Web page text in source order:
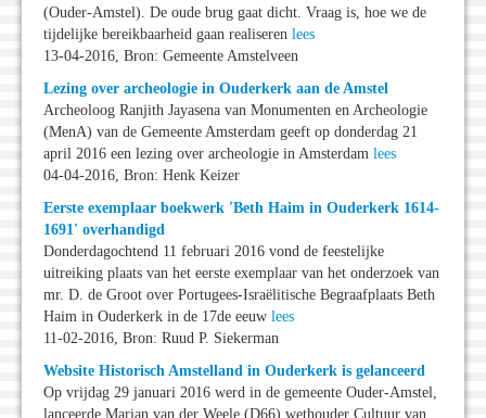
(Ouder-Amstel). De oude brug gaat dicht. Vraag is, hoe we de
tijdelijke bereikbaarheid gaan realiseren lees
13-04-2016, Bron: Gemeente Amstelveen
Lezing over archeologie in Ouderkerk aan de Amstel
Archeoloog Ranjith Jayasena van Monumenten en Archeologie
(MenA) van de Gemeente Amsterdam geeft op donderdag 21
april 2016 een lezing over archeologie in Amsterdam lees
04-04-2016, Bron: Henk Keizer
Eerste exemplaar boekwerk 'Beth Haim in Ouderkerk 1614-
1691' overhandigd
Donderdagochtend 11 februari 2016 vond de feestelijke
uitreiking plaats van het eerste exemplaar van het onderzoek van
mr. D. de Groot over Portugees-Israëlitische Begraafplaats Beth
Haim in Ouderkerk in de 17de eeuw lees
11-02-2016, Bron: Ruud P. Siekerman
Website Historisch Amstelland in Ouderkerk is gelanceerd
Op vrijdag 29 januari 2016 werd in de gemeente Ouder-Amstel,
lanceerde Marian van der Weele (D66) wethouder Cultuur van